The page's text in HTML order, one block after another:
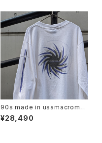
90s made in usamacrome
dia l/s tee
¥28,490